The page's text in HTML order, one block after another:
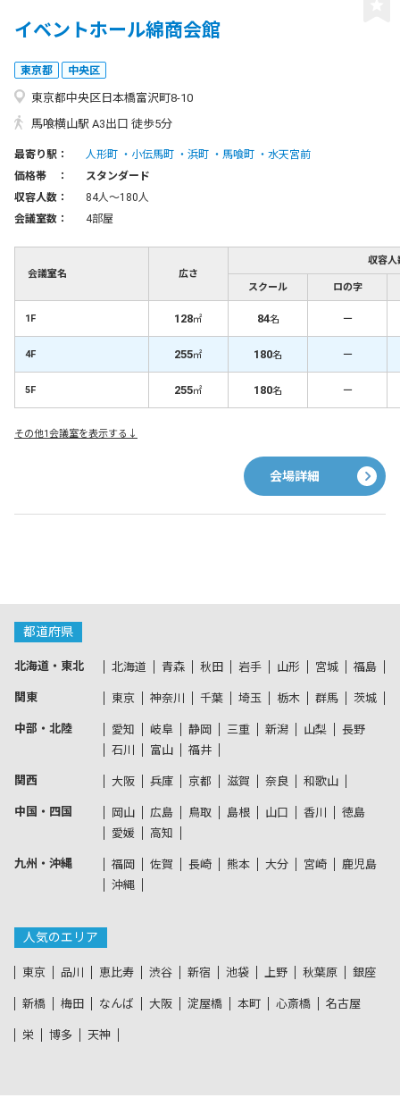
イベントホール綿商会館
東京都 中央区
東京都中央区日本橋富沢町8-10
馬喰横山駅 A3出口 徒歩5分
最寄り駅： 人形町 小伝馬町 浜町 馬喰町
水天宮前
価格帯 ：
スタンダード
収容人数：
84人〜180人
会議室数：
4部屋
会議室名 広さ
収容人
スクール ロの字
1F 128㎡ 84名 －
4F 255㎡ 180名 －
5F 255㎡ 180名 －
その他1会議室を表示する↓
会場詳細
都道府県
北海道・東北 北海道 青森 秋田 岩手 山形 宮城 福島
関東 東京 神奈川 千葉 埼玉 栃木 群馬 茨城
中部・北陸 愛知 岐阜 静岡 三重 新潟 山梨
長野
石川
富山 福井
関西 大阪 兵庫 京都 滋賀 奈良 和歌山
中国・四国 岡山 広島 鳥取 島根 山口 香川
徳島
愛媛
高知
九州・沖縄 福岡 佐賀 長崎 熊本 大分 宮崎
鹿児島
沖縄
人気のエリア
東京 品川 恵比寿 渋谷 新宿 池袋 上野 秋葉原 銀座
新橋 梅田 なんば 大阪 淀屋橋 本町 心斎橋 名古屋
栄 博多 天神